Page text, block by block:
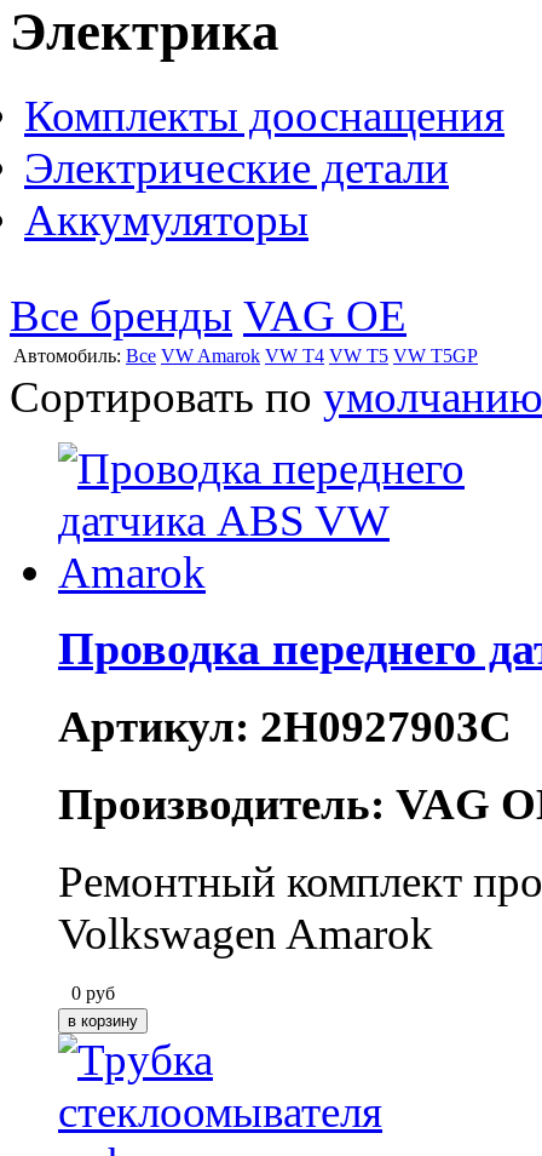
Электрика
Комплекты дооснащения
Электрические детали
Аккумуляторы
Все бренды VAG OE
Автомобиль: Все VW Amarok VW T4 VW T5 VW T5GP
Сортировать по умолчанию
Проводка переднего
Артикул: 2H0927903C
Производитель: VAG
Ремонтный комплект
Volkswagen Amarok
0 руб